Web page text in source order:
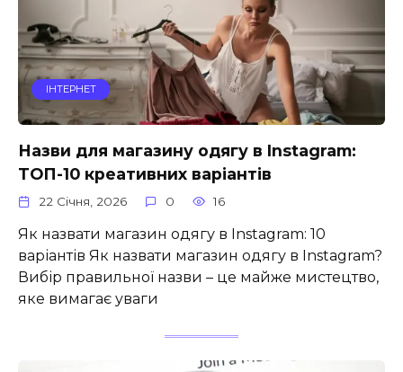
ІНТЕРНЕТ
Назви для магазину одягу в Instagram:
ТОП-10 креативних варіантів
22 Січня, 2026 0 16
Як назвати магазин одягу в Instagram: 10
варіантів Як назвати магазин одягу в Instagram?
Вибір правильної назви – це майже мистецтво,
яке вимагає уваги